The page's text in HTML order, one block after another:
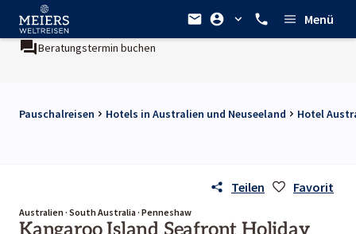
Menü
Beratungstermin buchen
Pauschalreisen Hotels in Australien und Neuseeland Hotel
Teilen Favorit
Australien · South Australia · Penneshaw